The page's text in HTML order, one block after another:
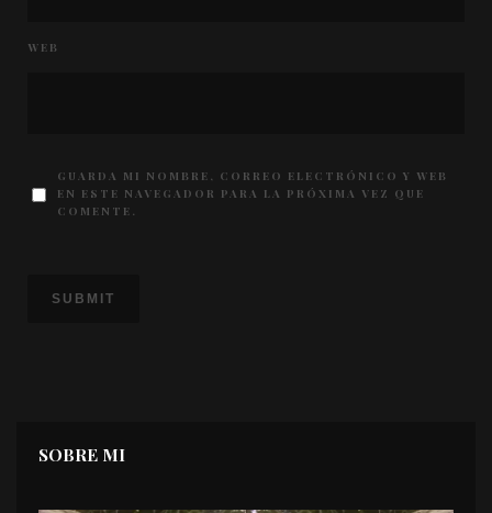
WEB
GUARDA MI NOMBRE, CORREO ELECTRÓNICO Y WEB
EN ESTE NAVEGADOR PARA LA PRÓXIMA VEZ QUE
COMENTE.
SOBRE MI